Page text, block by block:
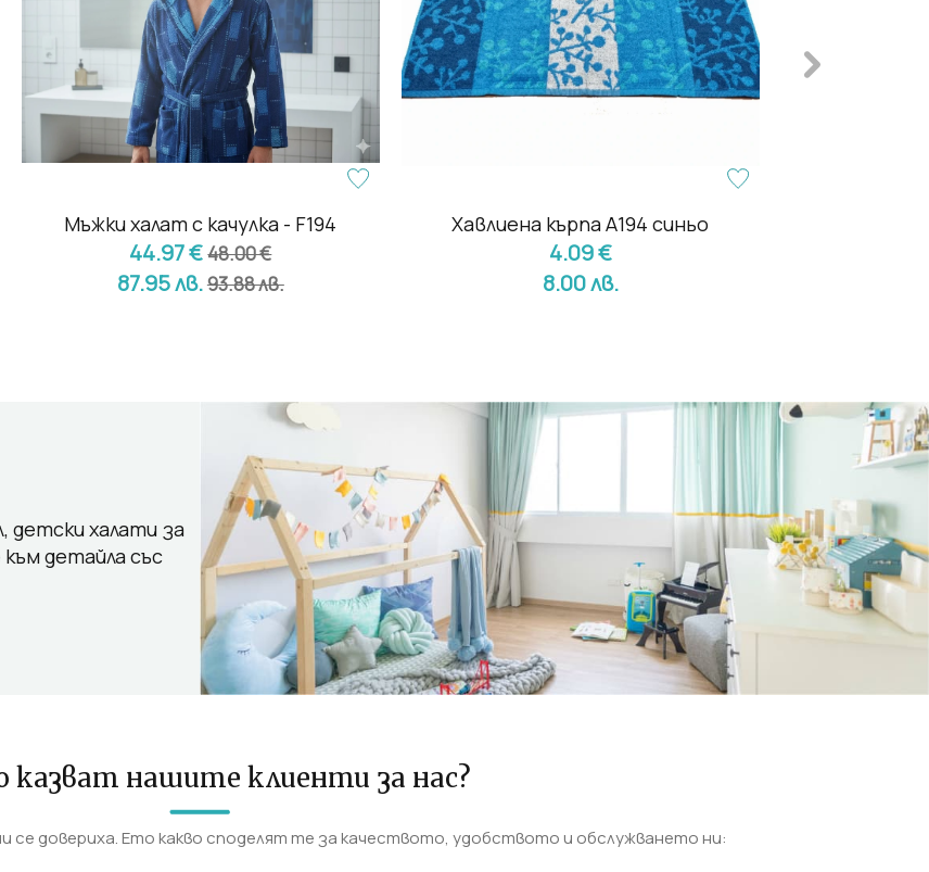
Мъжки халат с качулка - F194
44.97 €48.00 €
87.95 лв.93.88 лв.
Хавлиена кърпа А194 синьо
4.09 €
8.00 лв.
халати за
детайла със
казват нашите клиенти за нас?
се довериха. Ето какво споделят те за качеството, удобството и обслужването ни: